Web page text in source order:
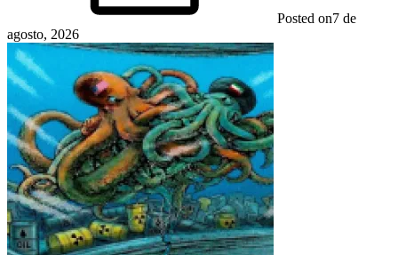
Posted on7 de
agosto, 2026